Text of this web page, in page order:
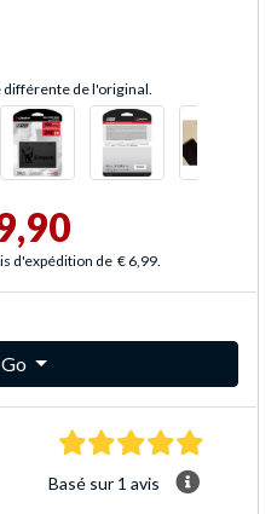
de l'original.
d'expédition de € 6,99.
Basé sur 1 avis